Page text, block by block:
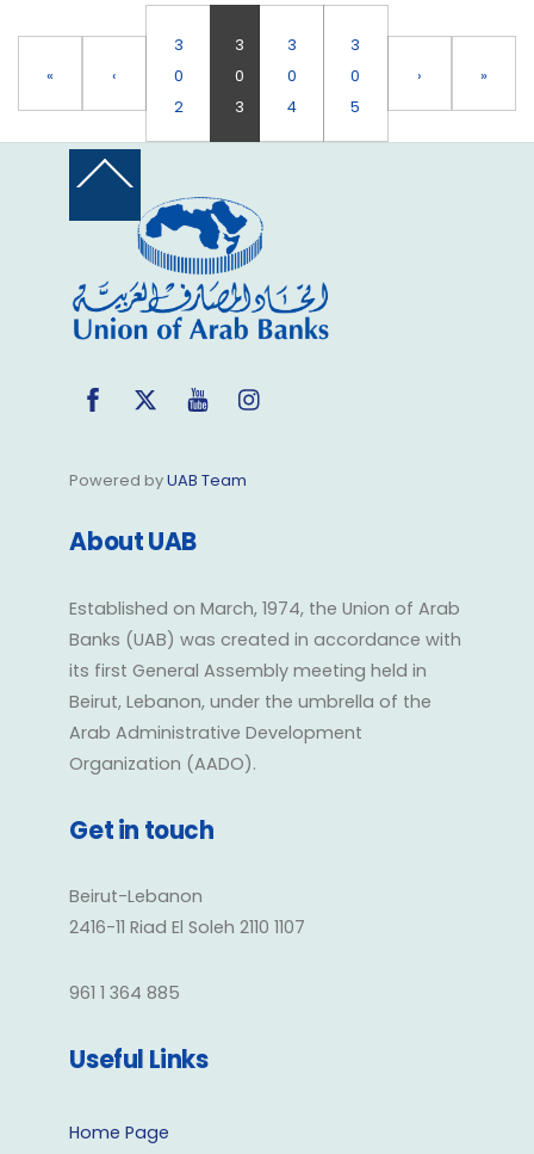
« ‹
3
0
2
3
0
3
3
0
4
3
0
5
› »
Back
Top
Facebook
Twitter YouTube
Powered byUAB Team
About UAB
Established on March, 1974, the Union of Arab
Banks (UAB) was created in accordance with
its first General Assembly meeting held in
Beirut, Lebanon, under the umbrella of the
Arab Administrative Development
Organization (AADO).
Get in touch
Beirut-Lebanon
2416-11 Riad El Soleh 2110 1107
961 1 364 885
Useful Links
Home Page